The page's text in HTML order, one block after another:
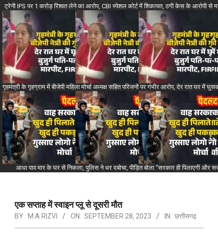
ट्रेनी IPS पर 1 करोड़ रिश्वत लेने का आरोप, CBI स्पेशल कोर्ट में शिकायत, ठगी केस के आरोपी से
गृहमंत्री के गृहग्राम में बीजेपी महिला मोर्चा अध्यक्ष सहित परिजनों पर गंभीर आरोप, देर रात घर में
आधा पाव मार के घर से निकला, पुलिस ने धर दबोचा, पीड़ित बोला “सरकार ही पिलाएगी और
एक सप्ताह में स्वाइन प्लू से दूसरी मौत
BY: M A RIZVI ON: SEPTEMBER 28, 2023 IN: छत्तीसगढ़